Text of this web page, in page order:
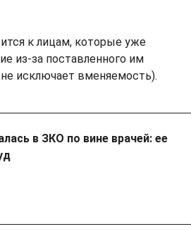
к лицам, которые уже
из-за поставленного им
не исключает вменяемость).
в ЗКО по вине врачей: ее